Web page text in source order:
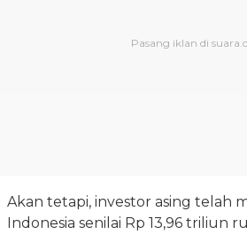
Akan tetapi, investor asing telah
Indonesia senilai Rp 13,96 triliun